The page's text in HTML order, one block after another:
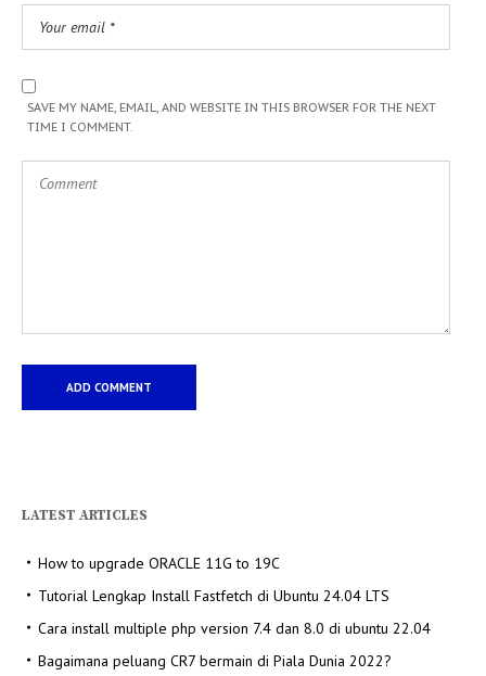
SAVE MY NAME, EMAIL, AND WEBSITE IN THIS BROWSER FOR THE NEXT
TIME I COMMENT.
LATEST ARTICLES
How to upgrade ORACLE 11G to 19C
Tutorial Lengkap Install Fastfetch di Ubuntu 24.04 LTS
Cara install multiple php version 7.4 dan 8.0 di ubuntu 22.04
Bagaimana peluang CR7 bermain di Piala Dunia 2022?